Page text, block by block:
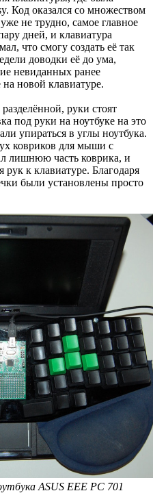
Код оказался со множеством
не трудно, самое главное
дней, и клавиатура
что смогу создать её так
доводки её до ума,
невиданных ранее
новой клавиатуре.
руки стоят
под руки на ноутбуке на это
упираться в углы ноутбука.
ковриков для мыши с
лишнюю часть коврика, и
к клавиатуре. Благодаря
были установлены просто
ASUS EEE PC 701